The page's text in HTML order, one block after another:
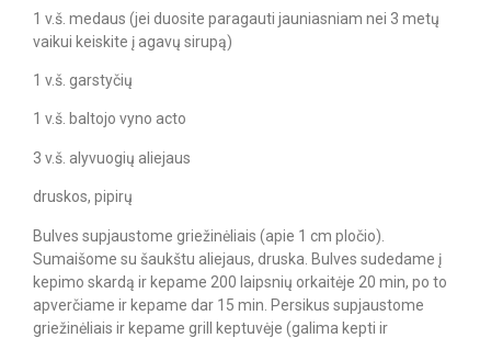
1 v.š. medaus (jei duosite paragauti jauniasniam nei 3 metų
vaikui keiskite į agavų sirupą)
1 v.š. garstyčių
1 v.š. baltojo vyno acto
3 v.š. alyvuogių aliejaus
druskos, pipirų
Bulves supjaustome griežinėliais (apie 1 cm pločio).
Sumaišome su šaukštu aliejaus, druska. Bulves sudedame į
kepimo skardą ir kepame 200 laipsnių orkaitėje 20 min, po to
apverčiame ir kepame dar 15 min. Persikus supjaustome
griežinėliais ir kepame grill keptuvėje (galima kepti ir